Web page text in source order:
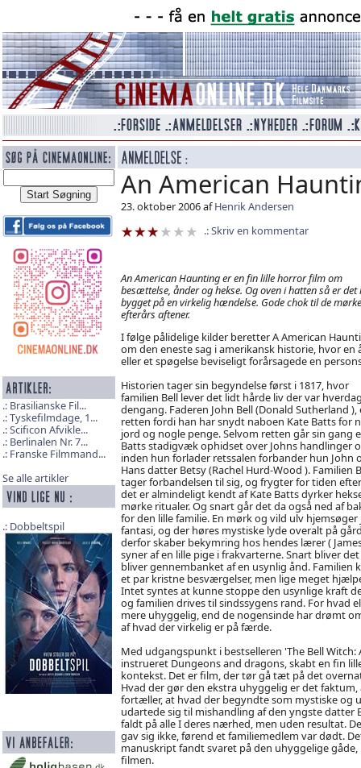
Brasilianske Fil...
Tyskefilmdage, 1...
Scificon Afvikle...
Berlinalen Nr. 7...
Franske Filmmand...
Se alle artikler
Dobbeltspil
An American
23. oktober 2006 afHenrik Andersen
Skriv en kommentar
An American Haunting er en fin lille horror film om
besættelse, ånder og hekse. Og oven i hatten så er det
bygget på en virkelig hændelse. Gode chok til de mørke
efterårs aftener.
I følge pålidelige kilder beretter A American
om den eneste sag i amerikansk historie, hvor en
eller et spøgelse beviseligt forårsagede en
Historien tager sin begyndelse først i 1817, hvor
familien Bell lever det lidt hårde liv der var
dengang. Faderen John Bell (Donald Sutherland ),
retten fordi han har snydt naboen Kate Batts for
jord og nogle penge. Selvom retten går sin gang
Batts stadigvæk ophidset over Johns handlinger
inden hun forlader retssalen forbander hun John
Hans datter Betsy (Rachel Hurd-Wood ). Familien
tager forbandelsen til sig, og frygter for tiden
det er almindeligt kendt af Kate Batts dyrker
mørke ritualer. Og snart går det da også ned af
for den lille familie. En mørk og vild ulv hjemsøger
fantasi, og der høres mystiske lyde overalt på
derfor skaber bekymring hos hendes lærer (
syner af en lille pige i frakvarterne. Snart bliver
bliver gennembanket af en usynlig ånd.
et par kristne besværgelser, men lige meget
Intet syntes at kunne stoppe den usynlige kraft
og familien drives til sindssygens rand. For hvad
mere uhyggelig, end de nogensinde har drømt
af hvad der virkelig er på færde.
Med udgangspunkt i bestselleren 'The Bell
instrueret Dungeons and dragons, skabt en fin
kontekst. Det er film, der tør gå tæt på det
Hvad der gør den ekstra uhyggelig er det
fortæller, at hvad der begyndte som mystiske og
udartede sig til mishandling af den yngste datter
faldt på alle I deres nærhed, men uden resultat.
gav sig ikke, førend et familiemedlem var dødt.
manuskript fandt svaret på den uhyggelige
filmen.